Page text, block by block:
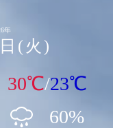
年
(火)
30℃/23℃
60%